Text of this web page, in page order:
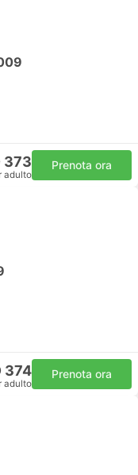
373
adulto
Prenota ora
374
adulto
Prenota ora